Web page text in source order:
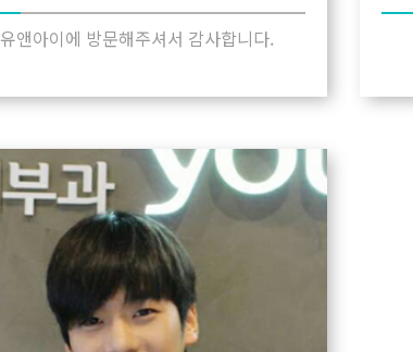
유앤아이에 방문해주셔서 감사합니다.